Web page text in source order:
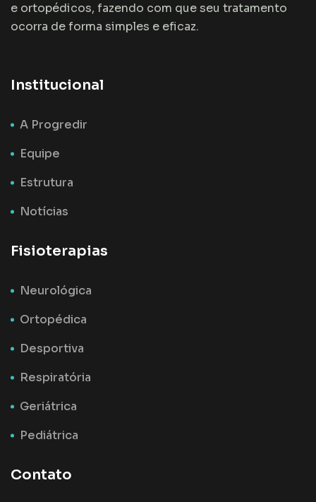
e ortopédicos, fazendo com que seu tratamento
ocorra de forma simples e eficaz.
Institucional
A Progredir
Equipe
Estrutura
Notícias
Fisioterapias
Neurológica
Ortopédica
Desportiva
Respiratória
Geriátrica
Pediátrica
Contato